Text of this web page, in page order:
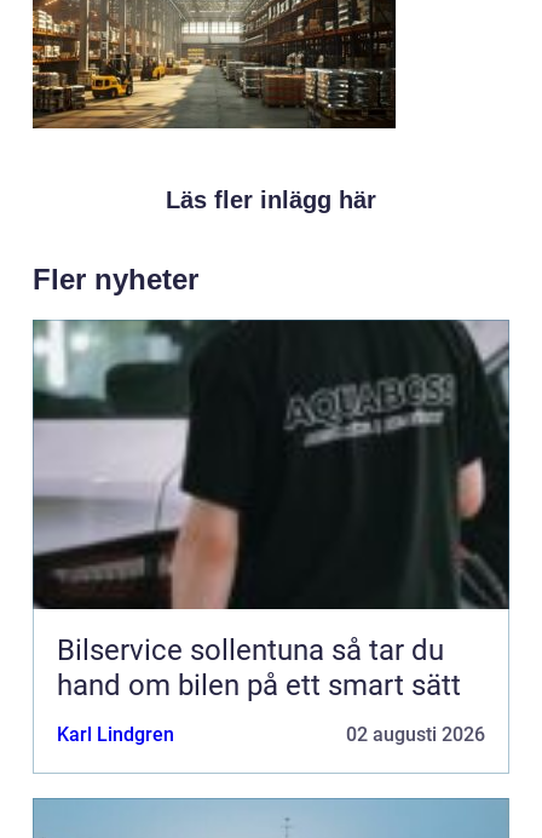
Läs fler inlägg här
Fler nyheter
Bilservice sollentuna så tar du
hand om bilen på ett smart sätt
Karl Lindgren 02 augusti 2026